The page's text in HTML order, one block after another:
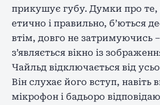
прикушує губу. Думки про те,
етично і правильно, б’ються
втім, довго не затримуючись
з’являється вікно із
Чайльд відключається від
Він слухає його вступ,
мікрофон і бадьоро